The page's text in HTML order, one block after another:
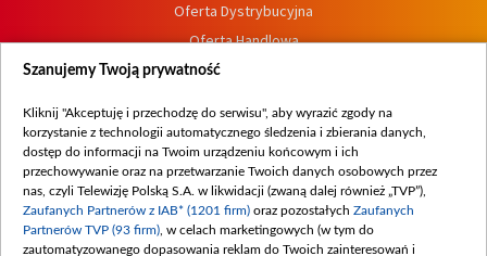
Oferta Dystrybucyjna
Oferta Handlowa
Dostępność
Procedura zgłoszeń wewnętrznych
Szanujemy Twoją prywatność
Kliknij "Akceptuję i przechodzę do serwisu", aby wyrazić zgody na
korzystanie z technologii automatycznego śledzenia i zbierania danych,
dostęp do informacji na Twoim urządzeniu końcowym i ich
przechowywanie oraz na przetwarzanie Twoich danych osobowych przez
nas, czyli Telewizję Polską S.A. w likwidacji (zwaną dalej również „TVP”),
Zaufanych Partnerów z IAB* (1201 firm) oraz pozostałych Zaufanych
Partnerów TVP (93 firm) , w celach marketingowych (w tym do
zautomatyzowanego dopasowania reklam do Twoich zainteresowań i